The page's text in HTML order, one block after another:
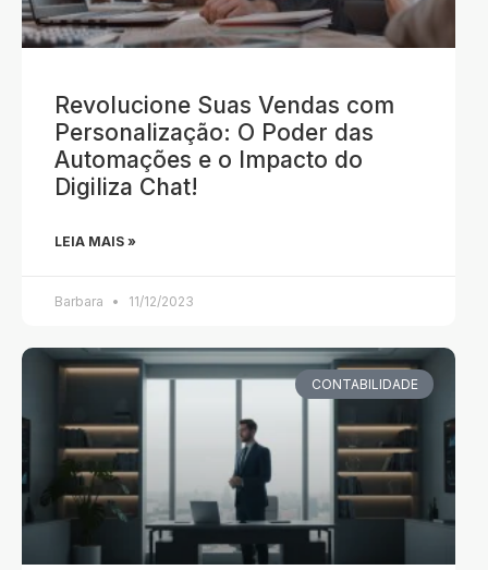
Revolucione Suas Vendas com
Personalização: O Poder das
Automações e o Impacto do
Digiliza Chat!
LEIA MAIS »
Barbara 11/12/2023
CONTABILIDADE